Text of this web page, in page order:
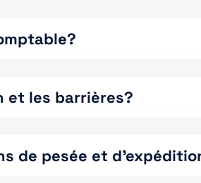
les barrières?
de pesée et